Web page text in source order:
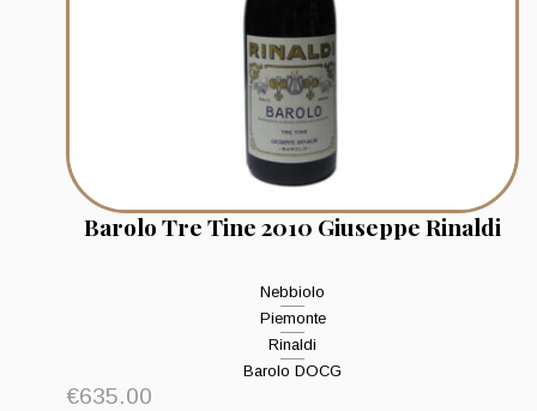
Barolo Tre Tine 2010 Giuseppe Rinaldi
Nebbiolo
Piemonte
Rinaldi
Barolo DOCG
€635.00